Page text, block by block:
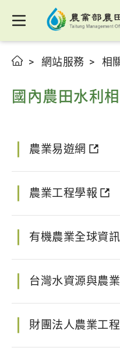
網站服務 相
國內農田水利
農業易遊網
農業工程學報
有機農業全球資
台灣水資源與農
財團法人農業工